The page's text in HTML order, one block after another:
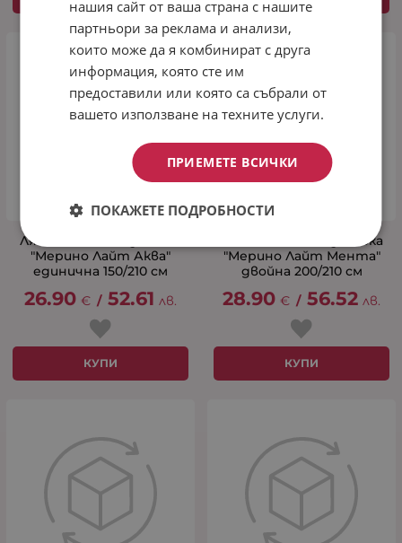
Лятна вълнена завивка
"Мерино Лайт Аква"
единична 150/210 см
26.90 € / 52.61 лв.
КУПИ
Лятна вълнена завивка
"Мерино Лайт Мента"
двойна 200/210 см
28.90 € / 56.52 лв.
КУПИ
нашия сайт от ваша страна с нашите
партньори за реклама и анализи,
които може да я комбинират с друга
информация, която сте им
предоставили или която са събрали от
вашето използване на техните услуги.
ПРИЕМЕТЕ ВСИЧКИ
ПОКАЖЕТЕ ПОДРОБНОСТИ